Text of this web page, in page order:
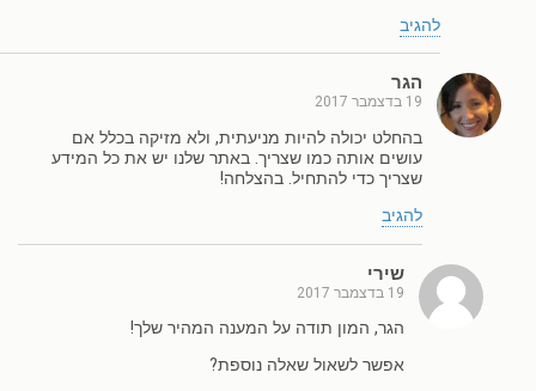
להגיב
הגר
19 בדצמבר 2017
בהחלט יכולה להיות מניעתית, ולא מזיקה בכלל אם
עושים אותה כמו שצריך. באתר שלנו יש את כל המידע
שצריך כדי להתחיל. בהצלחה!
להגיב
שירי
19 בדצמבר 2017
הגר, המון תודה על המענה המהיר שלך!
אפשר לשאול שאלה נוספת?